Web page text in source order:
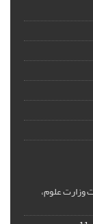
وزارت علوم،